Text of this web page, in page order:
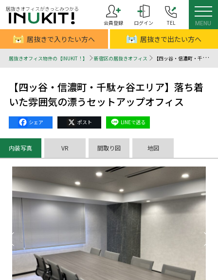
居抜きオフィスがきっとみつかる
会員登録
ログイン TEL MENU
居抜きで入りたい方へ 居抜きで出たい方へ
居抜きオフィス物件の【INUKIT！】 新宿区の居抜きオフィス 【四ッ谷・信濃町・千駄ヶ谷エリア】落ち着いた雰囲気の漂うセットアップオフィス - 居抜きオフィスはINUKIT！（イヌキット）
【四ッ谷・信濃町・千駄ヶ谷エリア】落ち着
いた雰囲気の漂うセットアップオフィス
Facebook
X Line
内装写真 VR 間取り図 地図